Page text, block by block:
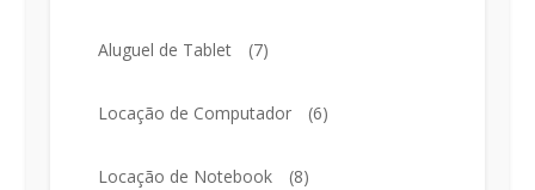
Aluguel de Tablet (7)
Locação de Computador (6)
Locação de Notebook (8)